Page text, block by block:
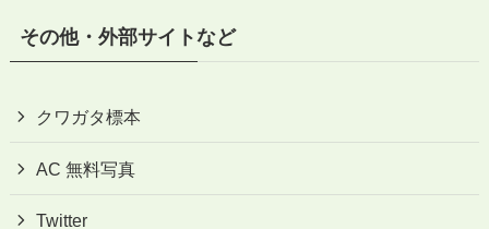
その他・外部サイトなど
クワガタ標本
AC 無料写真
Twitter